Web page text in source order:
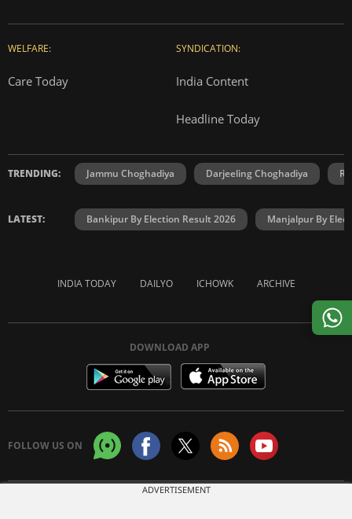
WELFARE:
Care Today
SYNDICATION:
India Content
Headline Today
TRENDING: Jammu Choghadiya Darjeeling Choghadiya
LATEST: Bankipur By Election Result 2026 Manjalpur By
INDIA TODAY DAILYO ICHOWK ARCHIVE
DOWNLOAD APP
FOLLOW US ON
ADVERTISEMENT